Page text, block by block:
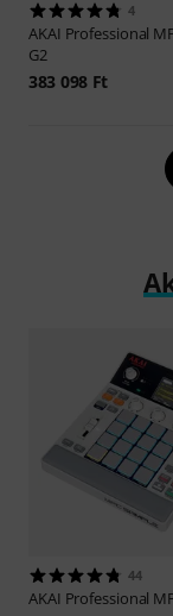
4
AKAI Professional
G2
383 098 Ft
44
AKAI Professional